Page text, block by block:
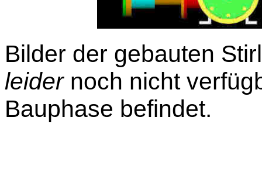
Bilder der gebauten
leider noch nicht
Bauphase befindet.